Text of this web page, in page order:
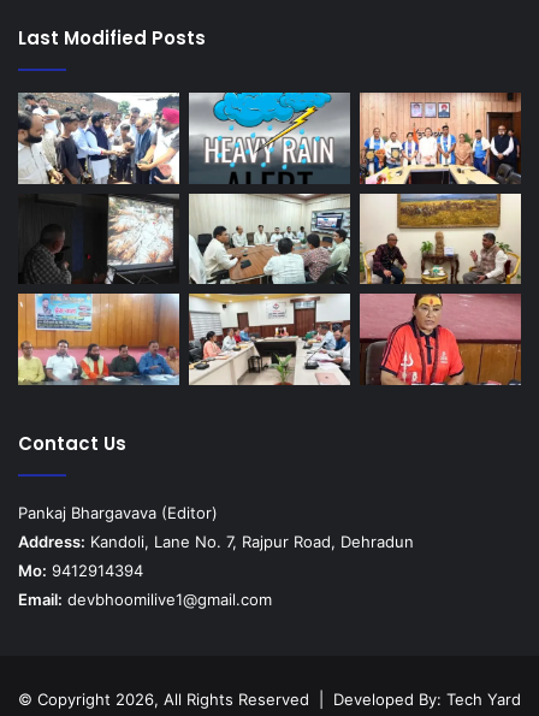
Last Modified Posts
Contact Us
Pankaj Bhargavava (Editor)
Address: Kandoli, Lane No. 7, Rajpur Road, Dehradun
Mo: 9412914394
Email: devbhoomilive1@gmail.com
© Copyright 2026, All Rights Reserved | Developed By: Tech Yard